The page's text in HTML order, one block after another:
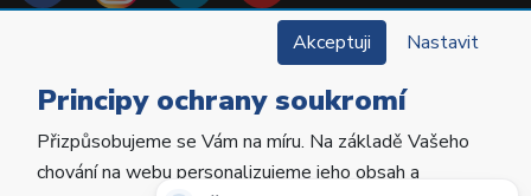
Copyright © 2022 Hu-Fa Dental a.s. Všechna práva
vyhrazena.
Akceptuji Nastavit
Principy ochrany soukromí
Přizpůsobujeme se Vám na míru. Na základě Vašeho
chování na webu personalizujeme jeho obsah a
Potřebujete poradit?Zeptejte se našeho